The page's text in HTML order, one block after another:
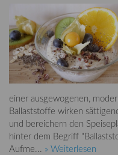
einer ausgewogenen,
Ballaststoffe wirken
und bereichern den
hinter dem Begriff
Aufme... » Weiterlesen